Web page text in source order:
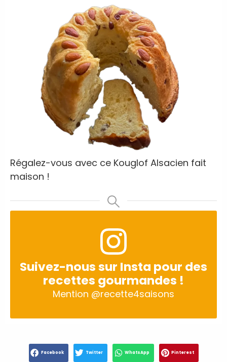
Régalez-vous avec ce Kouglof Alsacien fait
maison !
Suivez-nous sur Insta pour des
recettes gourmandes !
Mention @recette4saisons
Facebook Twitter WhatsApp Pinterest